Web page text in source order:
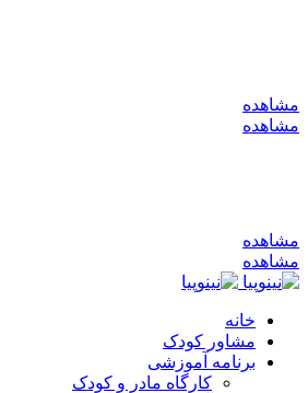
مشاهده
مشاهده
مشاهده
مشاهده
خانه
مشاور کودک
برنامه آموزشی
کارگاه مادر و کودک